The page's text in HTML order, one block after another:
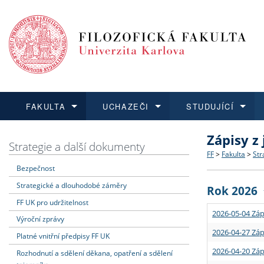
FAKULTA
Dozvědět se více
Struktura
Strategie
Podpora
UCHAZEČI
Podat přihlášku
Co
Učitelské
STUDUJÍCÍ
Dozvědět se více
Rigorózní
Dozvědět se více
O vědě a
Granty a
Dozvědět se více
Aktuální
Strategie a další dokumenty
Bezpečnost
Strategické a dlouhodobé záměry
FF UK pro udržitelnost
Výroční zprávy
Platné vnitřní předpisy FF UK
Rozhodnutí a sdělení děkana, opatření a sdělení
Zápisy
FF > Fakulta >
Rok 2026
2026-05-04
2026-04-27
2026-04-20